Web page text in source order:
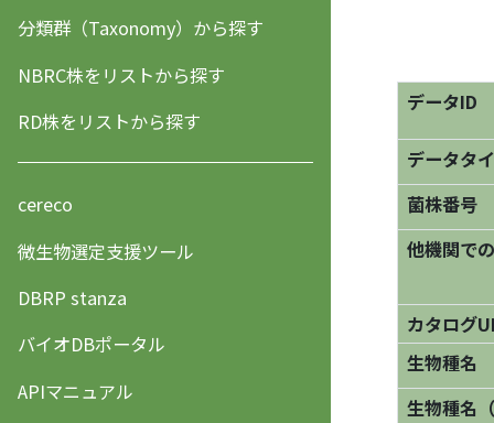
分類群（Taxonomy）から探す
NBRC株をリストから探す
RD株をリストから探す
cereco
微生物選定支援ツール
DBRP stanza
バイオDBポータル
APIマニュアル
データID
データタ
菌株番号
他機関で
カタログ
生物種名
生物種名